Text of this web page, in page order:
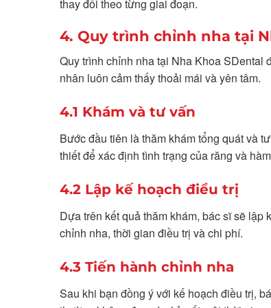
thay đổi theo từng giai đoạn.
4. Quy trình chỉnh nha tại
Quy trình chỉnh nha tại Nha Khoa SDental
nhân luôn cảm thấy thoải mái và yên tâm.
4.1 Khám và tư vấn
Bước đầu tiên là thăm khám tổng quát và
thiết để xác định tình trạng của răng và
4.2 Lập kế hoạch điều trị
Dựa trên kết quả thăm khám, bác sĩ sẽ
chỉnh nha, thời gian điều trị và chi phí.
4.3 Tiến hành chỉnh nha
Sau khi bạn đồng ý với kế hoạch điều trị,